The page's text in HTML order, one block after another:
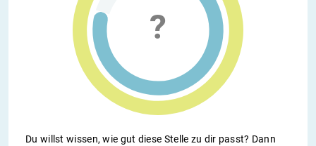
Du willst wissen, wie gut diese Stelle zu dir passt? Dann